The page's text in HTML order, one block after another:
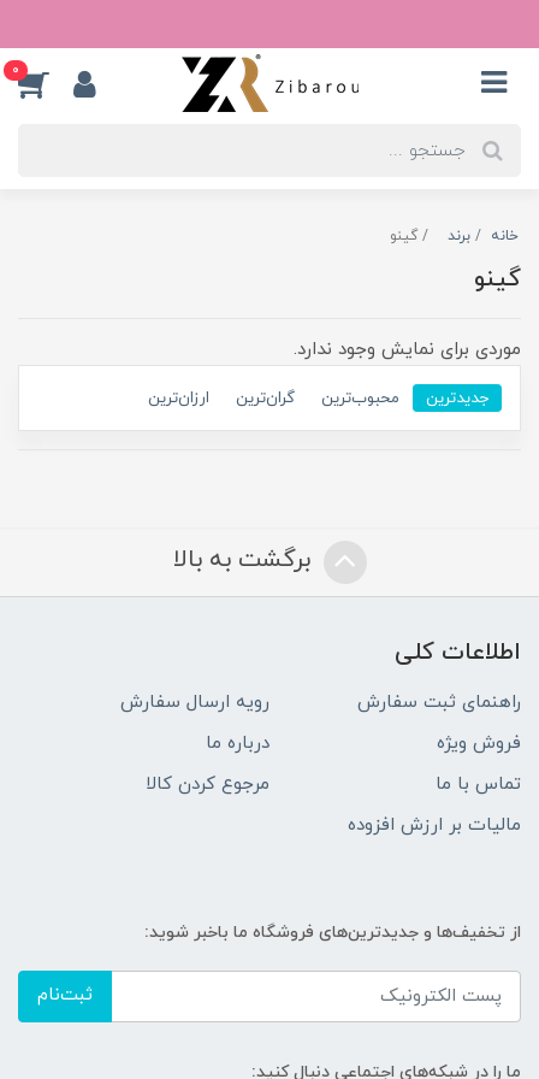
0
خانه برند گینو
گینو
موردی برای نمایش وجود ندارد.
جدیدترین محبوب‌ترین گران‌ترین ارزان‌ترین
برگشت به بالا
اطلاعات کلی
راهنمای ثبت سفارش
رویه ارسال سفارش
فروش ویژه
درباره ما
تماس با ما
مرجوع کردن کالا
مالیات بر ارزش افزوده
از تخفیف‌ها و جدیدترین‌های فروشگاه ما باخبر شوید:
ثبت‌نام
ما را در شبکه‌های اجتماعی دنبال کنید: